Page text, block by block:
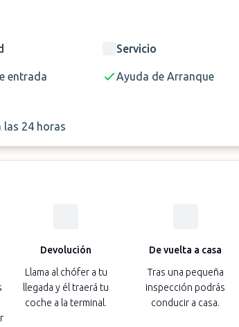
de ITV y revisión y mantenimiento. En
opiniones y más información de
entrada
las 24 horas
Servicio
Ayuda de Arranque
Devolución
Llama al chófer a tu
llegada y él traerá tu
coche a la terminal.
De vuelta a casa
Tras una pequeña
inspección podrás
conducir a casa.